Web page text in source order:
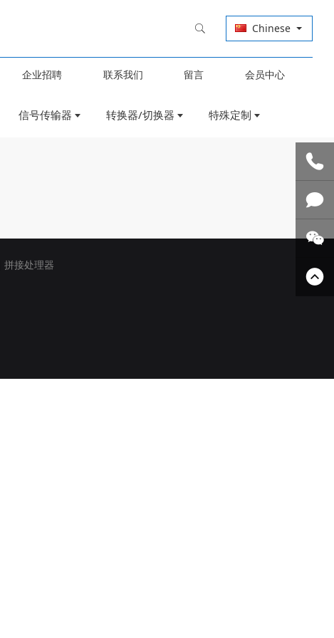
Chinese
企业招聘 联系我们 留言 会员中心
信号传输器 转换器/切换器 特殊定制
拼接处理器
联系我
们
技术支
关注微